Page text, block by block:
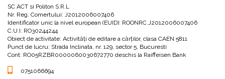
SC ACT si Politon S.R.L
Nr. Reg. Comertului: J2012006007406
Identificator unic la nivel european (EUID): ROONRC.J2012006007406
C.U.I: RO30244244
Obiect de activitate: Activităţi de editare a cărţilor, clasa CAEN 5811
Punct de lucru: Strada Inclinata, nr. 129, sector 5, Bucuresti
Cont: RO05RZBR0000060030672770 deschis la Raiffeisen Bank
0751066694